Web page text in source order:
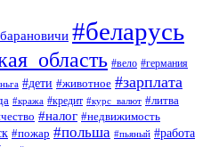
#беларусь
#вело #германия
#дети #животное #зарплата
#кража #кредит #курс_валют #литва
#налог #недвижимость
#пожар #польша #пьяный #работа